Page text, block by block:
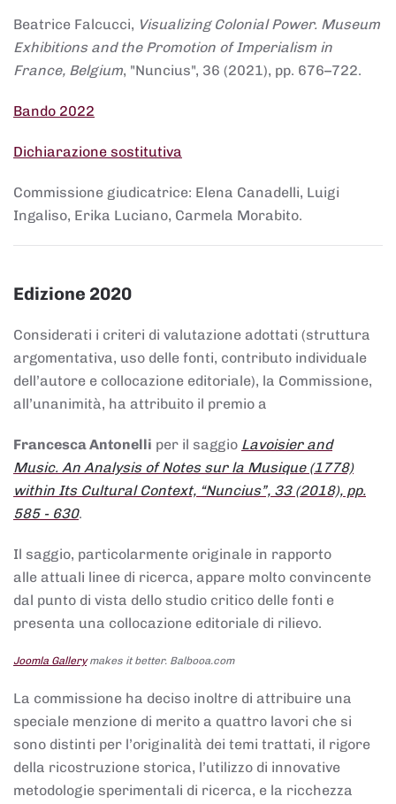
Beatrice Falcucci, Visualizing Colonial Power. Museum
Exhibitions and the Promotion of Imperialism in
France, Belgium, "Nuncius", 36 (2021), pp. 676–722.
Bando 2022
Dichiarazione sostitutiva
Commissione giudicatrice: Elena Canadelli, Luigi
Ingaliso, Erika Luciano, Carmela Morabito.
Edizione 2020
Considerati i criteri di valutazione adottati (struttura
argomentativa, uso delle fonti, contributo individuale
dell’autore e collocazione editoriale), la Commissione,
all’unanimità, ha attribuito il premio a
Francesca Antonelli per il saggio Lavoisier and
Music. An Analysis of Notes sur la Musique (1778)
within Its Cultural Context, “Nuncius”, 33 (2018), pp.
585 - 630.
Il saggio, particolarmente originale in rapporto
alle attuali linee di ricerca, appare molto convincente
dal punto di vista dello studio critico delle fonti e
presenta una collocazione editoriale di rilievo.
Joomla Gallerymakes it better. Balbooa.com
La commissione ha deciso inoltre di attribuire una
speciale menzione di merito a quattro lavori che si
sono distinti per l’originalità dei temi trattati, il rigore
della ricostruzione storica, l’utilizzo di innovative
metodologie sperimentali di ricerca, e la ricchezza